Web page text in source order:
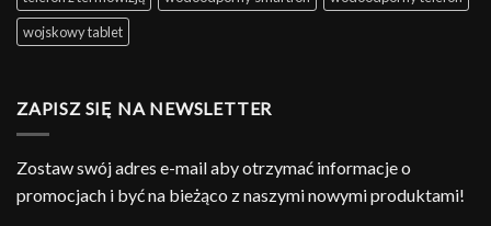
wojskowy tablet
ZAPISZ SIĘ NA NEWSLETTER
Zostaw swój adres e-mail aby otrzymać informacje o
promocjach i być na bieżąco z naszymi nowymi produktami!